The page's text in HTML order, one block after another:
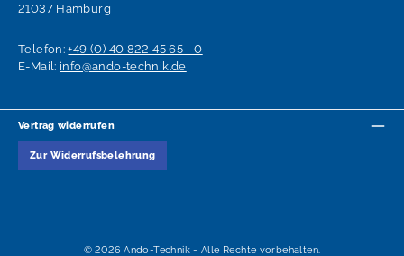
21037 Hamburg
Telefon:+49 (0) 40 822 45 65 - 0
E-Mail: info@ando-technik.de
Vertrag widerrufen
Zur Widerrufsbelehrung
© 2026 Ando-Technik - Alle Rechte vorbehalten.